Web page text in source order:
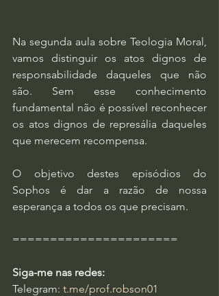
Na segunda aula sobre Teologia Moral,
vamos distinguir os atos dignos de
responsabilidade daqueles que não
são. Sem esse conhecimento
fundamental não é possível reconhecer
os atos dignos de represália daqueles
que merecem recompensa.
O objetivo destes episódios do
Sophos é dar a razão de nossa
esperança a todos os que precisam.
======================
Siga-me nas redes:
Telegram: t.me/prof.robson01